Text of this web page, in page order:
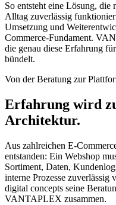
So entsteht eine Lösung, die
Alltag zuverlässig
Umsetzung und
Commerce-Fundament.
die genau diese Erfahrung
bündelt.
Von der Beratung zur
Erfahrung wird
Architektur.
Aus zahlreichen E-
entstanden: Ein Webshop
Sortiment, Daten,
interne Prozesse zuverlässig
digital concepts seine
VANTAPLEX zusammen.